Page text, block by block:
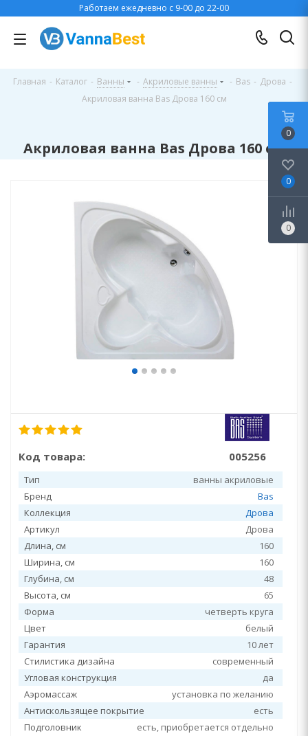
Работаем ежедневно с 9-00 до 22-00
Главная - Каталог - Ванны - Акриловые ванны - Bas - Дрова -
Акриловая ванна Bas Дрова 160 см
Акриловая ванна Bas Дрова 160 см
Код товара: 005256
Тип
ванны акриловые
Бренд
Bas
Коллекция
Дрова
Артикул
Дрова
Длина, см
160
Ширина, см
160
Глубина, см
48
Высота, см
65
Форма
четверть круга
Цвет
белый
Гарантия
10 лет
Стилистика дизайна
современный
Угловая конструкция
да
Аэромассаж
установка по желанию
Антискользящее покрытие
есть
Подголовник
есть, приобретается отдельно
0
0
0